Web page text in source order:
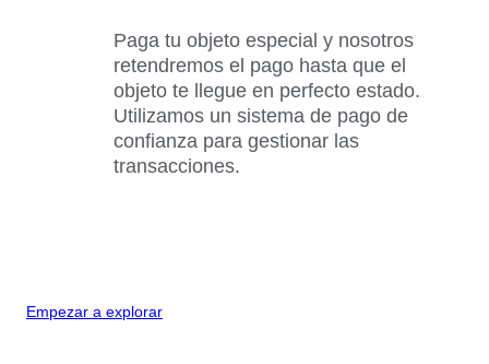
Paga tu objeto especial y nosotros
retendremos el pago hasta que el
objeto te llegue en perfecto estado.
Utilizamos un sistema de pago de
confianza para gestionar las
transacciones.
Empezar a explorar